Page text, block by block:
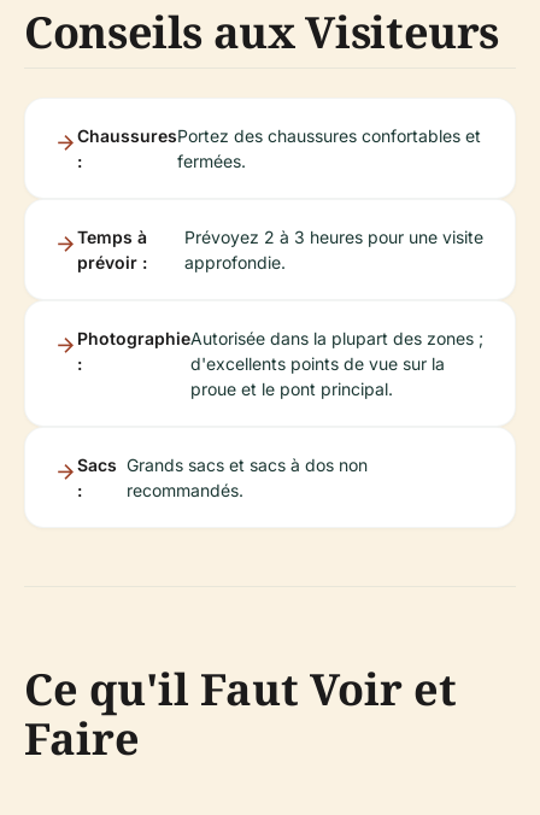
Conseils aux Visiteurs
Chaussures
:
Portez des chaussures confortables et
fermées.
Temps à
prévoir :
Prévoyez 2 à 3 heures pour une visite
approfondie.
Photographie
:
Autorisée dans la plupart des zones ;
d'excellents points de vue sur la
proue et le pont principal.
Sacs
:
Grands sacs et sacs à dos non
recommandés.
Ce qu'il Faut Voir et
Faire